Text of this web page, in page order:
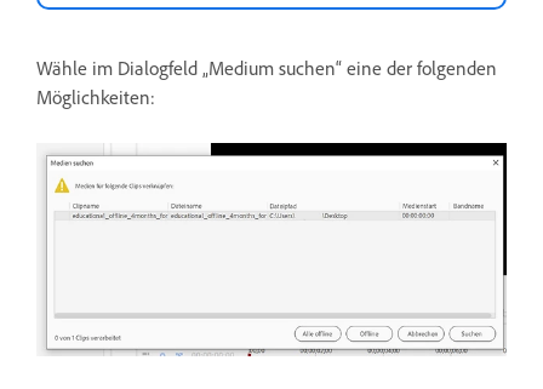
Wähle im Dialogfeld „Medium suchen“ eine der folgenden
Möglichkeiten: